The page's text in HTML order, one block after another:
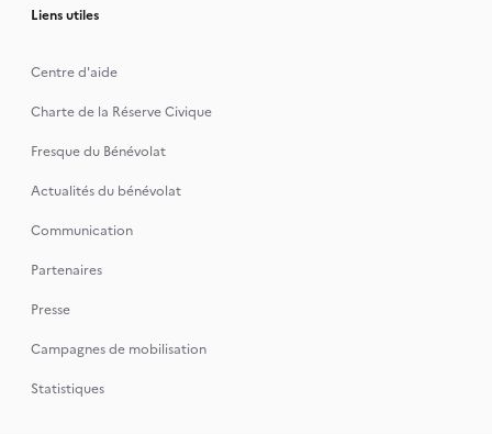
Liens utiles
Centre d'aide
Charte de la Réserve Civique
Fresque du Bénévolat
Actualités du bénévolat
Communication
Partenaires
Presse
Campagnes de mobilisation
Statistiques